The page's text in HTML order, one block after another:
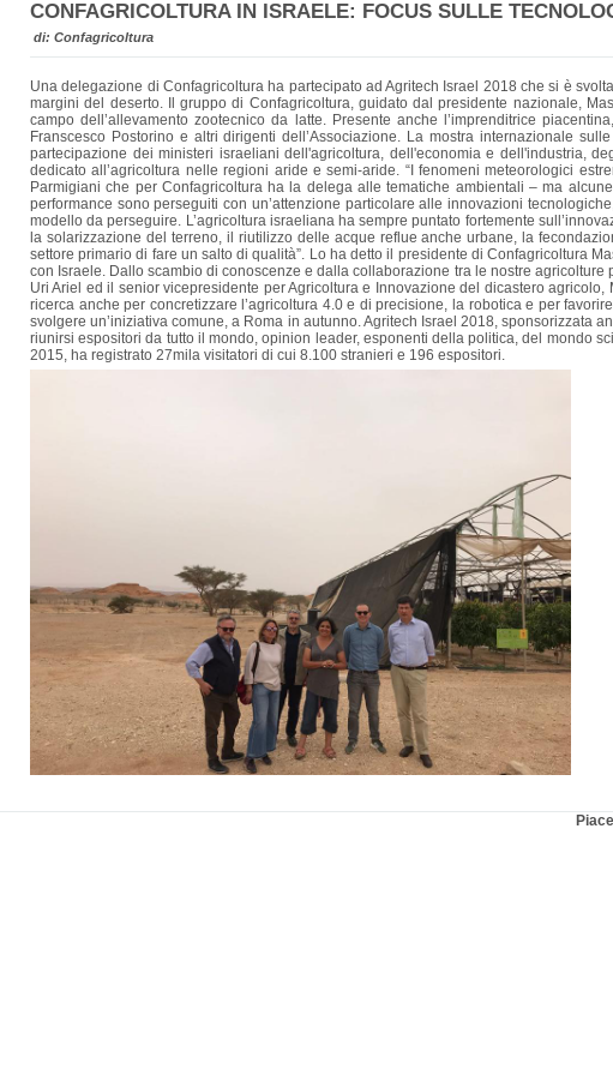
CONFAGRICOLTURA IN ISRAELE: FOCUS SULLE
di: Confagricoltura
Una delegazione di Confagricoltura ha partecipato ad Agritech Israel 2018 che si è
margini del deserto. Il gruppo di Confagricoltura, guidato dal presidente nazionale,
campo dell’allevamento zootecnico da latte. Presente anche l’imprenditrice
Franscesco Postorino e altri dirigenti dell’Associazione. La mostra internazionale
partecipazione dei ministeri israeliani dell'agricoltura, dell'economia e dell'industria,
dedicato all’agricoltura nelle regioni aride e semi-aride. “I fenomeni meteorologici
Parmigiani che per Confagricoltura ha la delega alle tematiche ambientali – ma
performance sono perseguiti con un’attenzione particolare alle innovazioni
modello da perseguire. L’agricoltura israeliana ha sempre puntato fortemente
la solarizzazione del terreno, il riutilizzo delle acque reflue anche urbane, la
settore primario di fare un salto di qualità”. Lo ha detto il presidente di Confagricoltura
con Israele. Dallo scambio di conoscenze e dalla collaborazione tra le nostre
Uri Ariel ed il senior vicepresidente per Agricoltura e Innovazione del dicastero
ricerca anche per concretizzare l’agricoltura 4.0 e di precisione, la robotica e per
svolgere un’iniziativa comune, a Roma in autunno. Agritech Israel 2018,
riunirsi espositori da tutto il mondo, opinion leader, esponenti della politica, del mondo
2015, ha registrato 27mila visitatori di cui 8.100 stranieri e 196 espositori.